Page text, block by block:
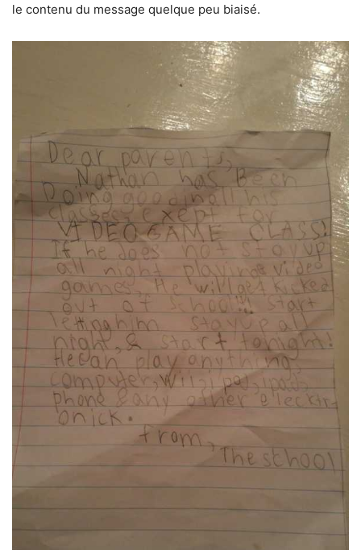
le contenu du message quelque peu biaisé.